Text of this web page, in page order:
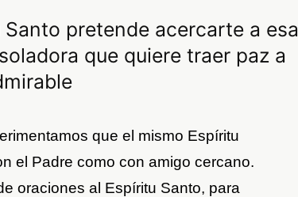
pretende acercarte a esa
que quiere traer paz a
que el mismo Espíritu
el Padre como con amigo cercano.
oraciones al Espíritu Santo, para